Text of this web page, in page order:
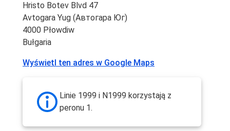
Hristo Botev Blvd 47
Avtogara Yug (Автогара Юг)
4000 Płowdiw
Bułgaria
Wyświetl ten adres w Google Maps
Linie 1999 i N1999 korzystają z
peronu 1.